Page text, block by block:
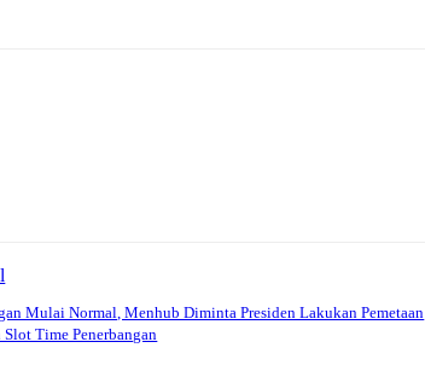
Mulai Normal, Menhub Diminta Presiden Lakukan Pemetaan
Time Penerbangan